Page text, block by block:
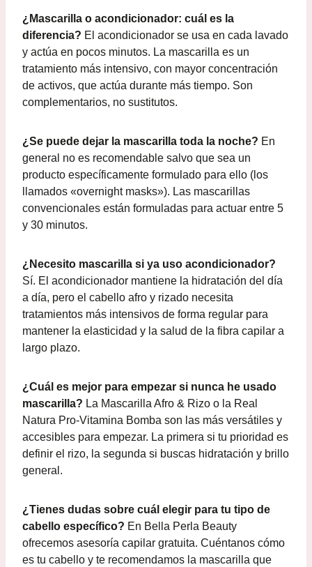
¿Mascarilla o acondicionador: cuál es la
diferencia? El acondicionador se usa en cada lavado
y actúa en pocos minutos. La mascarilla es un
tratamiento más intensivo, con mayor concentración
de activos, que actúa durante más tiempo. Son
complementarios, no sustitutos.
¿Se puede dejar la mascarilla toda la noche? En
general no es recomendable salvo que sea un
producto específicamente formulado para ello (los
llamados «overnight masks»). Las mascarillas
convencionales están formuladas para actuar entre 5
y 30 minutos.
¿Necesito mascarilla si ya uso acondicionador?
Sí. El acondicionador mantiene la hidratación del día
a día, pero el cabello afro y rizado necesita
tratamientos más intensivos de forma regular para
mantener la elasticidad y la salud de la fibra capilar a
largo plazo.
¿Cuál es mejor para empezar si nunca he usado
mascarilla? La Mascarilla Afro & Rizo o la Real
Natura Pro-Vitamina Bomba son las más versátiles y
accesibles para empezar. La primera si tu prioridad es
definir el rizo, la segunda si buscas hidratación y brillo
general.
¿Tienes dudas sobre cuál elegir para tu tipo de
cabello específico? En Bella Perla Beauty
ofrecemos asesoría capilar gratuita. Cuéntanos cómo
es tu cabello y te recomendamos la mascarilla que